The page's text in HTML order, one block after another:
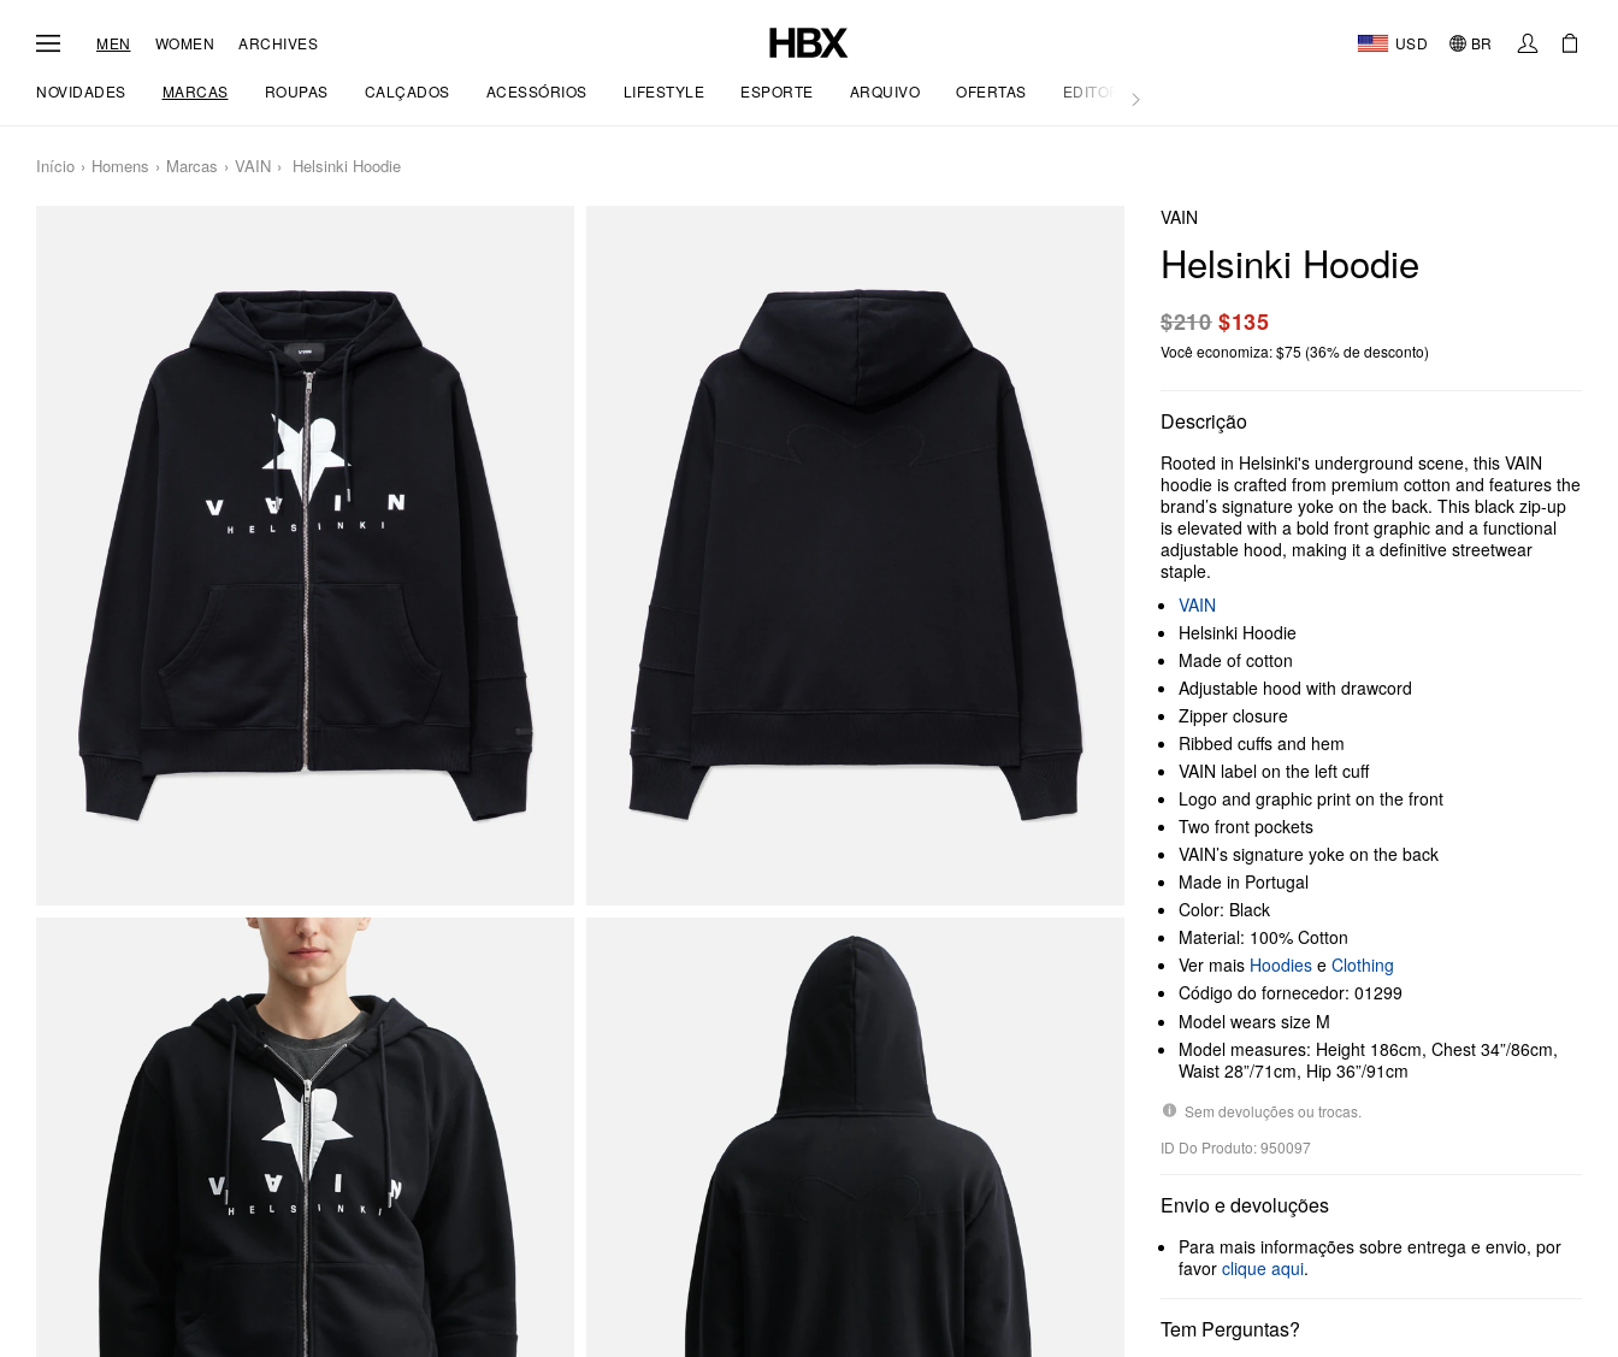
MEN WOMEN ARCHIVES USD BR
NOVIDADES MARCAS ROUPAS CALÇADOS ACESSÓRIOS LIFESTYLE ESPORTE ARQUIVO OFERTAS EDITORIAL
Início Homens Marcas VAIN Helsinki Hoodie
VAIN
Helsinki Hoodie
$210$135
Você economiza: $75 (36% de desconto)
Descrição
Rooted in Helsinki's underground scene, this VAIN
hoodie is crafted from premium cotton and features the
brand’s signature yoke on the back. This black zip-up
is elevated with a bold front graphic and a functional
adjustable hood, making it a definitive streetwear
staple.
VAIN
Helsinki Hoodie
Made of cotton
Adjustable hood with drawcord
Zipper closure
Ribbed cuffs and hem
VAIN label on the left cuff
Logo and graphic print on the front
Two front pockets
VAIN’s signature yoke on the back
Made in Portugal
Color: Black
Material: 100% Cotton
Ver mais Hoodies e Clothing
Código do fornecedor: 01299
Model wears size M
Model measures: Height 186cm, Chest 34”/86cm,
Waist 28”/71cm, Hip 36”/91cm
Sem devoluções ou trocas.
ID Do Produto: 950097
Envio e devoluções
Para mais informações sobre entrega e envio, por
favor clique aqui.
Tem Perguntas?